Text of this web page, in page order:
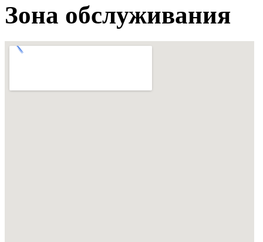
Зона обслуживания